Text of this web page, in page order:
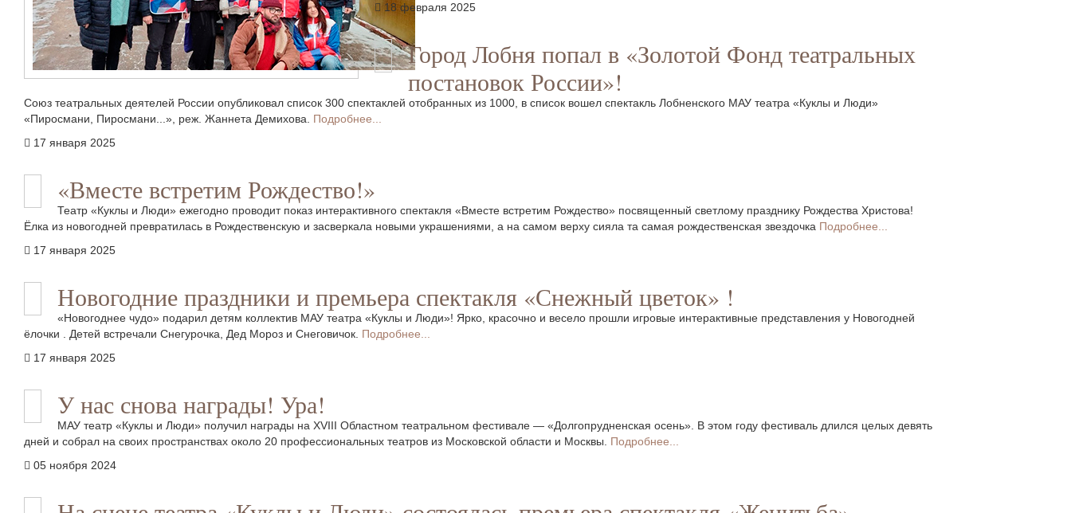
18 февраля 2025
Город Лобня попал в «Золотой Фонд театральных
постановок России»!
Союз театральных деятелей России опубликовал список 300 спектаклей отобранных из 1000, в список вошел спектакль Лобненского МАУ театра «Куклы и Люди»
«Пиросмани, Пиросмани...», реж. Жаннета Демихова. Подробнее...
17 января 2025
«Вместе встретим Рождество!»
Театр «Куклы и Люди» ежегодно проводит показ интерактивного спектакля «Вместе встретим Рождество» посвященный светлому празднику Рождества Христова!
Ёлка из новогодней превратилась в Рождественскую и засверкала новыми украшениями, а на самом верху сияла та самая рождественская звездочка Подробнее...
17 января 2025
Новогодние праздники и премьера спектакля «Снежный цветок» !
«Новогоднее чудо» подарил детям коллектив МАУ театра «Куклы и Люди»! Ярко, красочно и весело прошли игровые интерактивные представления у Новогодней
ёлочки . Детей встречали Снегурочка, Дед Мороз и Снеговичок. Подробнее...
17 января 2025
У нас снова награды! Ура!
МАУ театр «Куклы и Люди» получил награды на XVIII Областном театральном фестивале — «Долгопрудненская осень». В этом году фестиваль длился целых девять
дней и собрал на своих пространствах около 20 профессиональных театров из Московской области и Москвы. Подробнее...
05 ноября 2024